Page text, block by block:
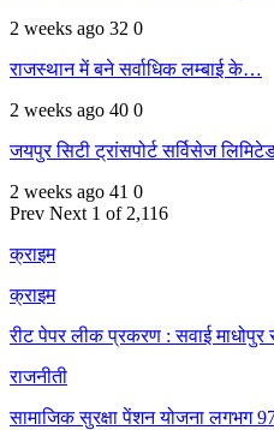
2 weeks ago 32 0
राजस्थान में बने सर्वाधिक लम्बाई के…
2 weeks ago 40 0
जयपुर सिटी ट्रांसपोर्ट सर्विसेज
2 weeks ago 41 0
Prev Next 1 of 2,116
क्राइम
क्राइम
रीट पेपर लीक प्रकरण : सवाई
राजनीती
सामाजिक सुरक्षा पेंशन योजना लगभग